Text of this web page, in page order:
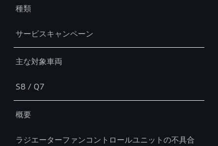
種類
サービスキャンペーン
主な対象車両
S8 / Q7
概要
ラジエーターファンコントロールユニットの不具合